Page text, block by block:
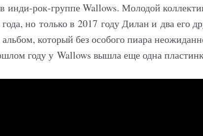
инди-рок-группе Wallows. Молодой
но только в 2017 году Дилан и два его
который без особого пиара
году у Wallows вышла еще одна